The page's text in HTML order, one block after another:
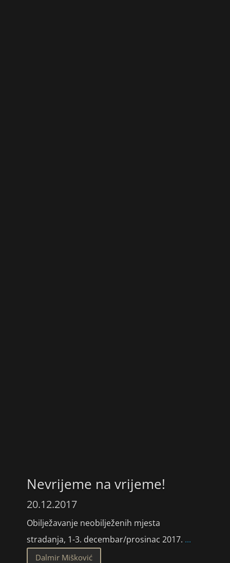
Nevrijeme na vrijeme!
20.12.2017
Obilježavanje neobilježenih mjesta
stradanja, 1-3. decembar/prosinac 2017. ...
Dalmir Mišković